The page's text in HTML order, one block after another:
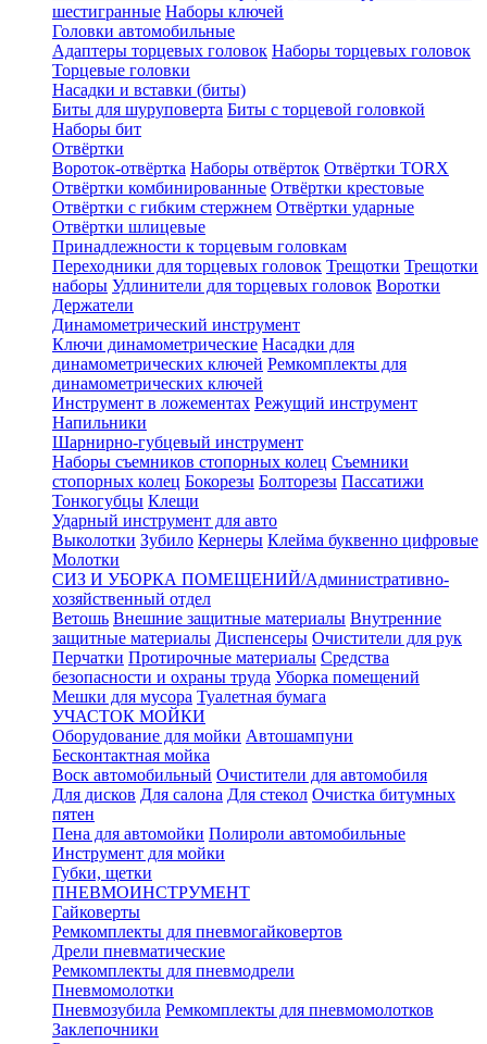
шестигранные Наборы ключей
Головки автомобильные
Адаптеры торцевых головок Наборы торцевых головок
Торцевые головки
Насадки и вставки (биты)
Биты для шуруповерта Биты с торцевой головкой
Наборы бит
Отвёртки
Вороток-отвёртка Наборы отвёрток Отвёртки TORX
Отвёртки комбинированные Отвёртки крестовые
Отвёртки с гибким стержнем Отвёртки ударные
Отвёртки шлицевые
Принадлежности к торцевым головкам
Переходники для торцевых головок Трещотки Трещотки
наборы Удлинители для торцевых головок Воротки
Держатели
Динамометрический инструмент
Ключи динамометрические Насадки для
динамометрических ключей Ремкомплекты для
динамометрических ключей
Инструмент в ложементах Режущий инструмент
Напильники
Шарнирно-губцевый инструмент
Наборы съемников стопорных колец Съемники
стопорных колец Бокорезы Болторезы Пассатижи
Тонкогубцы Клещи
Ударный инструмент для авто
Выколотки Зубило Кернеры Клейма буквенно цифровые
Молотки
СИЗ И УБОРКА ПОМЕЩЕНИЙ/Административно-
хозяйственный отдел
Ветошь Внешние защитные материалы Внутренние
защитные материалы Диспенсеры Очистители для рук
Перчатки Протирочные материалы Средства
безопасности и охраны труда Уборка помещений
Мешки для мусора Туалетная бумага
УЧАСТОК МОЙКИ
Оборудование для мойки Автошампуни
Бесконтактная мойка
Воск автомобильный Очистители для автомобиля
Для дисков Для салона Для стекол Очистка битумных
пятен
Пена для автомойки Полироли автомобильные
Инструмент для мойки
Губки, щетки
ПНЕВМОИНСТРУМЕНТ
Гайковерты
Ремкомплекты для пневмогайковертов
Дрели пневматические
Ремкомплекты для пневмодрели
Пневмомолотки
Пневмозубила Ремкомплекты для пневмомолотков
Заклепочники